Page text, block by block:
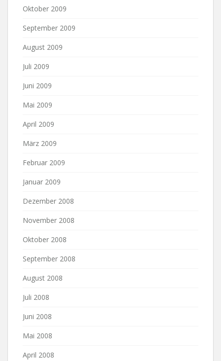
Oktober 2009
September 2009
August 2009
Juli 2009
Juni 2009
Mai 2009
April 2009
März 2009
Februar 2009
Januar 2009
Dezember 2008
November 2008
Oktober 2008
September 2008
August 2008
Juli 2008
Juni 2008
Mai 2008
April 2008